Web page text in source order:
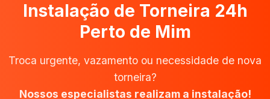
Instalação de Torneira 24h
Perto de Mim
Troca urgente, vazamento ou necessidade de nova
torneira?
Nossos especialistas realizam a instalação!